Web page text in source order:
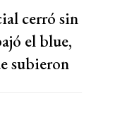
cerró sin
el blue,
subieron